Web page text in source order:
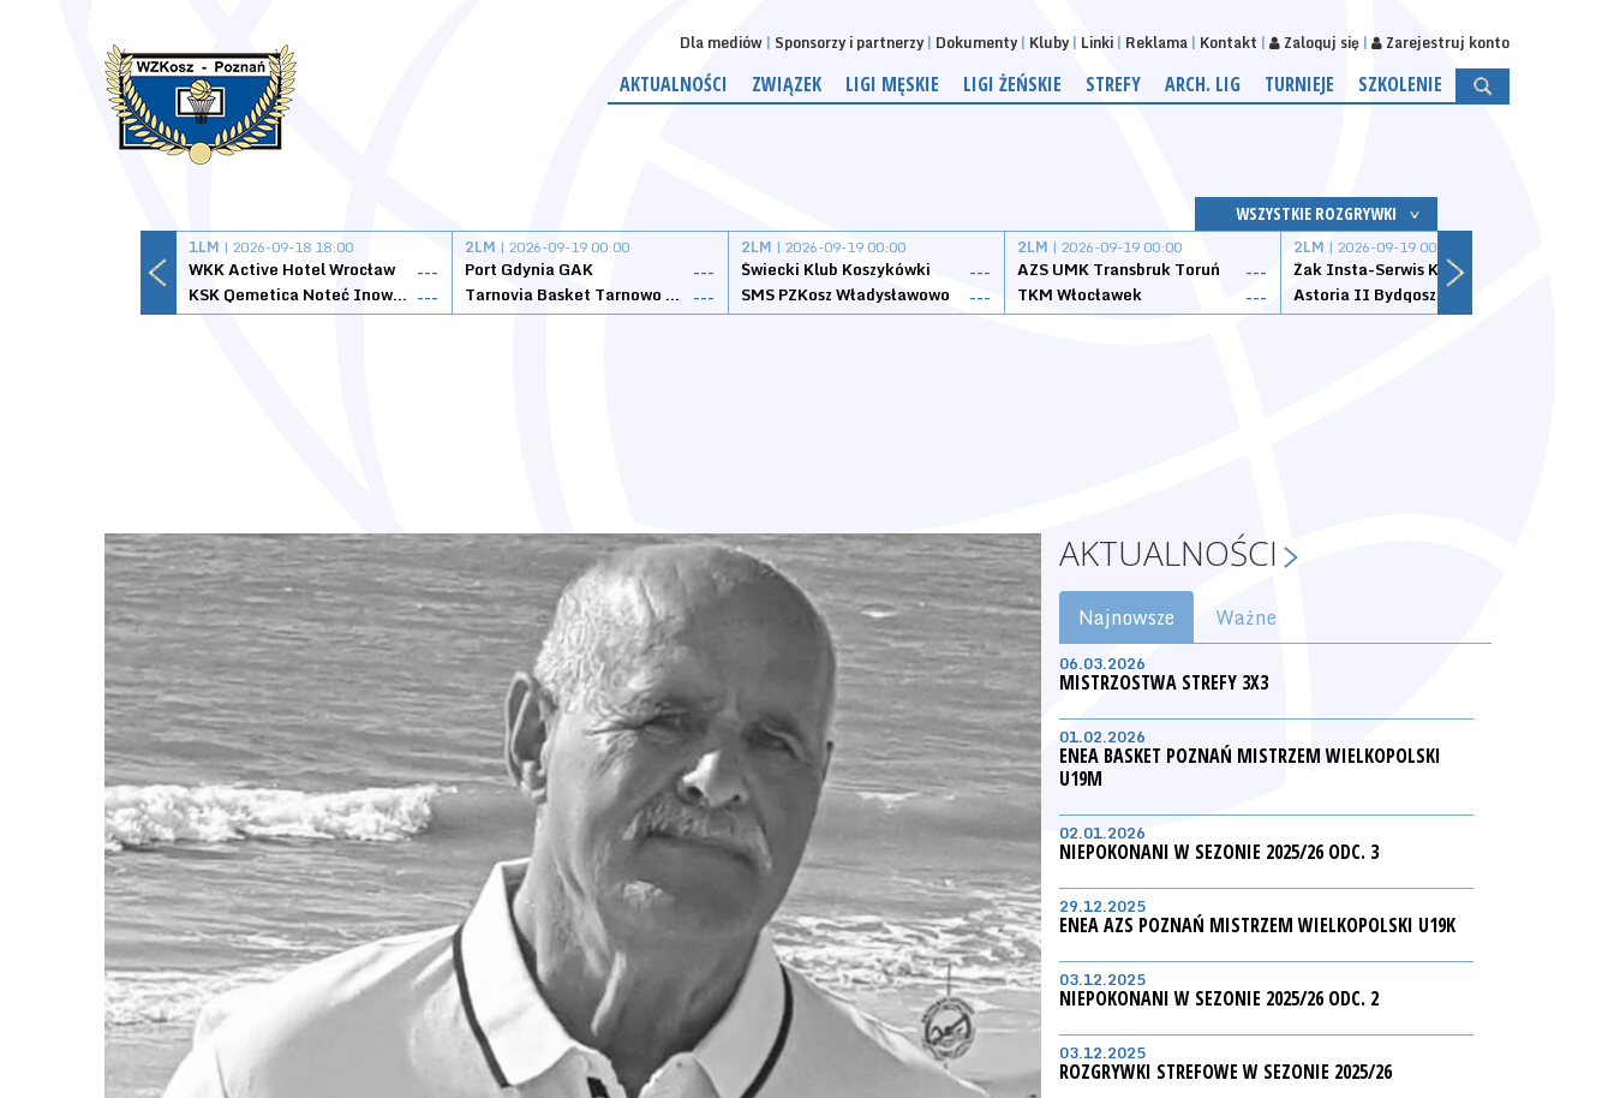
Dla mediów Sponsorzy i partnerzy Dokumenty Kluby Linki Reklama Kontakt Zaloguj się Zarejestruj konto
AKTUALNOŚCI ZWIĄZEK LIGI MĘSKIE LIGI ŻEŃSKIE STREFY ARCH. LIG TURNIEJE SZKOLENIE
WSZYSTKIE ROZGRYWKI
1LM | 2026-09-18 18:00
WKK Active Hotel Wrocław
---
KSK Qemetica Noteć Inowrocław ---
2LM | 2026-09-19 00:00
Port Gdynia GAK
---
Tarnovia Basket Tarnowo Podgórne ---
2LM | 2026-09-19 00:00
Świecki Klub Koszykówki
---
SMS PZKosz Władysławowo
---
2LM | 2026-09-19 00:00
AZS UMK Transbruk Toruń
---
TKM Włocławek
---
2LM | 2026-09-19 00:00
Żak Insta-Serwis Koszalin
Astoria II Bydgoszcz
AKTUALNOŚCI
Najnowsze Ważne
06.03.2026
MISTRZOSTWA STREFY 3X3
01.02.2026
ENEA BASKET POZNAŃ MISTRZEM WIELKOPOLSKI
U19M
02.01.2026
NIEPOKONANI W SEZONIE 2025/26 ODC. 3
29.12.2025
ENEA AZS POZNAŃ MISTRZEM WIELKOPOLSKI U19K
03.12.2025
NIEPOKONANI W SEZONIE 2025/26 ODC. 2
03.12.2025
ROZGRYWKI STREFOWE W SEZONIE 2025/26